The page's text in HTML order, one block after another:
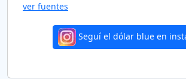
ver fuentes
Seguí el dólar blue en